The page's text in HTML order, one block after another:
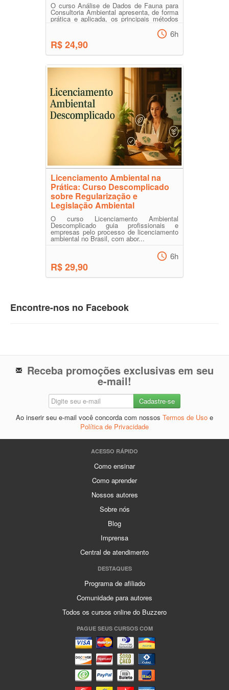
O curso Análise de Dados de Fauna para
Consultoria Ambiental apresenta, de forma
prática e aplicada, os principais métodos
para organizar...
R$ 24,90
6h
Licenciamento Ambiental na
Prática: Curso Descomplicado
sobre Regularização e
Legislação Ambiental
O curso Licenciamento Ambiental
Descomplicado guia profissionais e
empresas pelo processo de licenciamento
ambiental no Brasil, com abor...
R$ 29,90
6h
Encontre-nos no Facebook
Receba promoções exclusivas em seu
e-mail!
Ao inserir seu e-mail você concorda com nossos Termos de Uso e
Política de Privacidade
ACESSO RÁPIDO
Como ensinar
Como aprender
Nossos autores
Sobre nós
Blog
Imprensa
Central de atendimento
DESTAQUES
Programa de afiliado
Comunidade para autores
Todos os cursos online do Buzzero
PAGUE SEUS CURSOS COM